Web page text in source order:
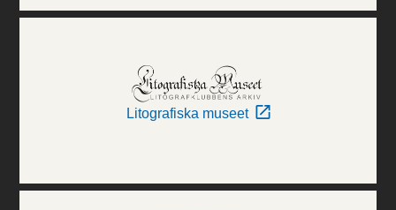
Litografiska museet